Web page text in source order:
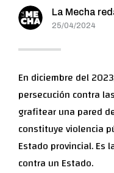
La Mecha
25/04/2024
En diciembre del
persecución contra
grafitear una pared
constituye violencia
Estado provincial. Es
contra un Estado.